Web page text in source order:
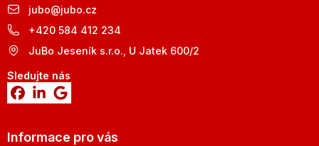
jubo@jubo.cz
+420 584 412 234
JuBo Jeseník s.r.o., U Jatek 600/2
Sledujte nás
Informace pro vás